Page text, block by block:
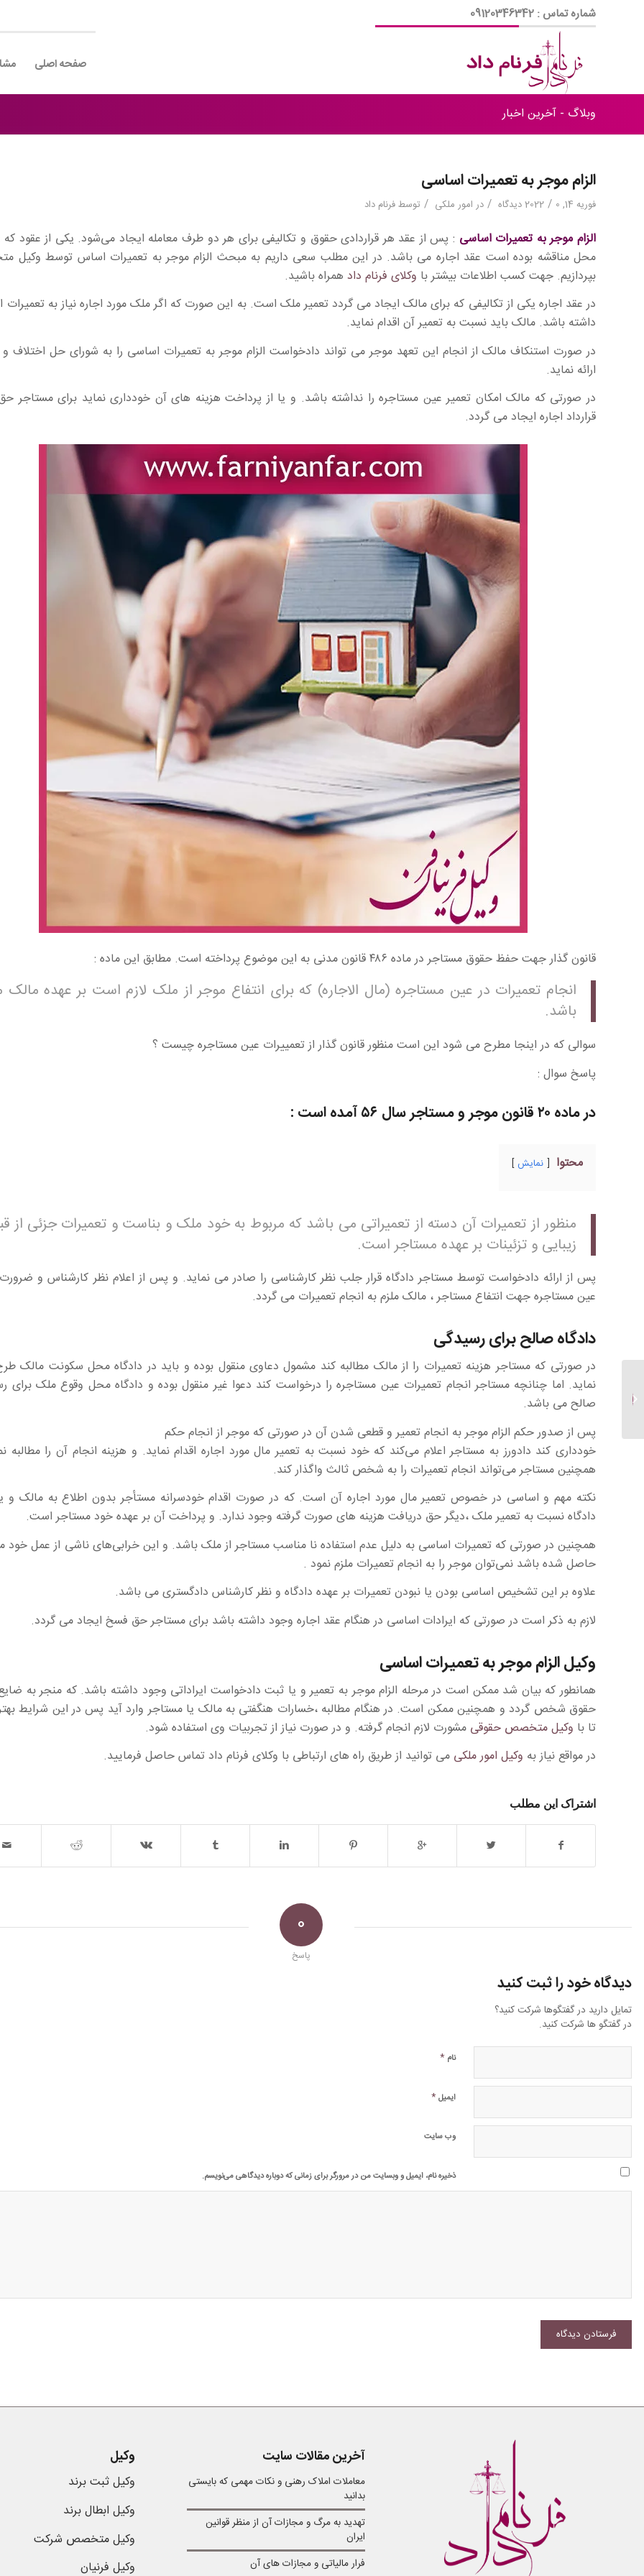
شماره تماس : 09120346342
صفحه اصلی
وبلاگ - آخرین اخبار
الزام موجر به تعمیرات اساسی
فوریه 14, 2022 / 0 دیدگاه / در امور ملکی / توسطفرنام داد
الزام موجر به تعمیرات اساسی : پس از عقد هر قراردادی حقوق و تکالیفی برای هر دو طرف معامله ایجاد می‌شود. یکی از عقود که
محل مناقشه بوده است عقد اجاره می باشد. در این مطلب سعی داریم به مبحث الزام موجر به تعمیرات اساس توسط وکیل
بپردازیم. جهت کسب اطلاعات بیشتر با وکلای فرنام داد همراه باشید.
در عقد اجاره یکی از تکالیفی که برای مالک ایجاد می گردد تعمیر ملک است. به این صورت که اگر ملک مورد اجاره نیاز به
داشته باشد. مالک باید نسبت به تعمیر آن اقدام نماید.
در صورت استنکاف مالک از انجام این تعهد موجر می تواند دادخواست الزام موجر به تعمیرات اساسی را به شورای حل اختلاف و
ارائه نماید.
در صورتی که مالک امکان تعمیر عین مستاجره را نداشته باشد. و یا از پرداخت هزینه‌ های آن خودداری نماید برای مستاجر
قرارداد اجاره ایجاد می گردد.
قانون گذار جهت حفظ حقوق مستاجر در ماده ۴۸۶ قانون مدنی به این موضوع پرداخته است. مطابق این ماده :
انجام تعمیرات در عین مستاجره (مال الاجاره) که برای انتفاع موجر از ملک لازم است بر عهده
باشد.
سوالی که در اینجا مطرح می شود این است منظور قانون گذار از تعمییرات عین مستاجره چیست ؟
پاسخ سوال :
در ماده ۲۰ قانون موجر و مستاجر سال ۵۶ آمده است :
محتوا نمایش
منظور از تعمیرات آن دسته از تعمیراتی می باشد که مربوط به خود ملک و بناست و تعمیرات جزئی از
زیبایی و تزئینات بر عهده مستاجر است.
پس از ارائه دادخواست توسط مستاجر دادگاه قرار جلب نظر کارشناسی را صادر می نماید. و پس از اعلام نظر کارشناس و
عین مستاجره جهت انتفاع مستاجر ، مالک ملزم به انجام تعمیرات می گردد.
دادگاه صالح برای رسیدگی
در صورتی که مستاجر هزینه تعمیرات را از مالک مطالبه کند مشمول دعاوی منقول بوده و باید در دادگاه محل سکونت مالک
نماید. اما چنانچه مستاجر انجام تعمیرات عین مستاجره را درخواست کند دعوا غیر منقول بوده و دادگاه محل وقوع ملک برای
صالح می باشد.
پس از صدور حکم الزام موجر به انجام تعمیر و قطعی شدن آن در صورتی که موجر از انجام حکم
خودداری کند دادورز به مستاجر اعلام می‌کند که خود نسبت به تعمیر مال مورد اجاره اقدام نماید. و هزینه انجام آن را مطالبه
همچنین مستاجر می‌تواند انجام تعمیرات را به شخص ثالث واگذار کند.
نکته مهم و اساسی در خصوص تعمیر مال مورد اجاره آن است. که در صورت اقدام خودسرانه مستأجر بدون اطلاع به مالک و
دادگاه نسبت به تعمیر ملک ،دیگر حق دریافت هزینه های صورت گرفته وجود ندارد. و پرداخت آن بر عهده خود مستاجر است.
همچنین در صورتی که تعمیرات اساسی به ‌دلیل عدم استفاده نا مناسب مستاجر از ملک باشد. و این خرابی‌های ناشی از عمل خود
حاصل شده باشد نمی‌توان موجر را به انجام تعمیرات ملزم نمود .
علاوه بر این تشخیص اساسی بودن یا نبودن تعمیرات بر عهده دادگاه و نظر کارشناس دادگستری می باشد.
لازم به ذکر است در صورتی که ایرادات اساسی در هنگام عقد اجاره وجود داشته باشد برای مستاجر حق فسخ ایجاد می گردد.
وکیل الزام موجر به تعمیرات اساسی
همانطور که بیان شد ممکن است در مرحله الزام موجر به تعمیر و یا ثبت دادخواست ایراداتی وجود داشته باشد. که منجر به
حقوق شخص گردد و همچنین ممکن است. در هنگام مطالبه ،خسارات هنگفتی به مالک یا مستاجر وارد آید پس در این شرایط
تا با وکیل متخصص حقوقی مشورت لازم انجام گرفته. و در صورت نیاز از تجربیات وی استفاده شود.
در مواقع نیاز به وکیل امور ملکی می توانید از طریق راه های ارتباطی با وکلای فرنام داد تماس حاصل فرمایید.
اشتراک این مطلب
0
پاسخ
دیدگاه خود را ثبت کنید
تمایل دارید در گفتگوها شرکت کنید؟
در گفتگو ها شرکت کنید.
نام *
ایمیل*
وب‌ سایت
ذخیره نام، ایمیل و وبسایت من در مرورگر برای زمانی که دوباره دیدگاهی می‌نویسم.
آخرین مقالات سایت
معاملات املاک رهنی و نکات مهمی که بایستی
بدانید
تهدید به مرگ و مجازات آن از منظر قوانین
ایران
فرار مالیاتی و مجازات های آن
وکیل
وکیل ثبت برند
وکیل ابطال برند
وکیل متخصص شرکت
وکیل فرنیان
وکیل تنظیم قرارداد اجاره